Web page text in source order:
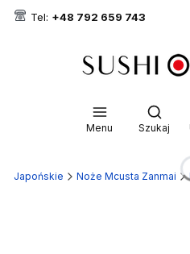
Tel: +48 792 659 743
Menu Szukaj
Japońskie Noże Mcusta Zanmai